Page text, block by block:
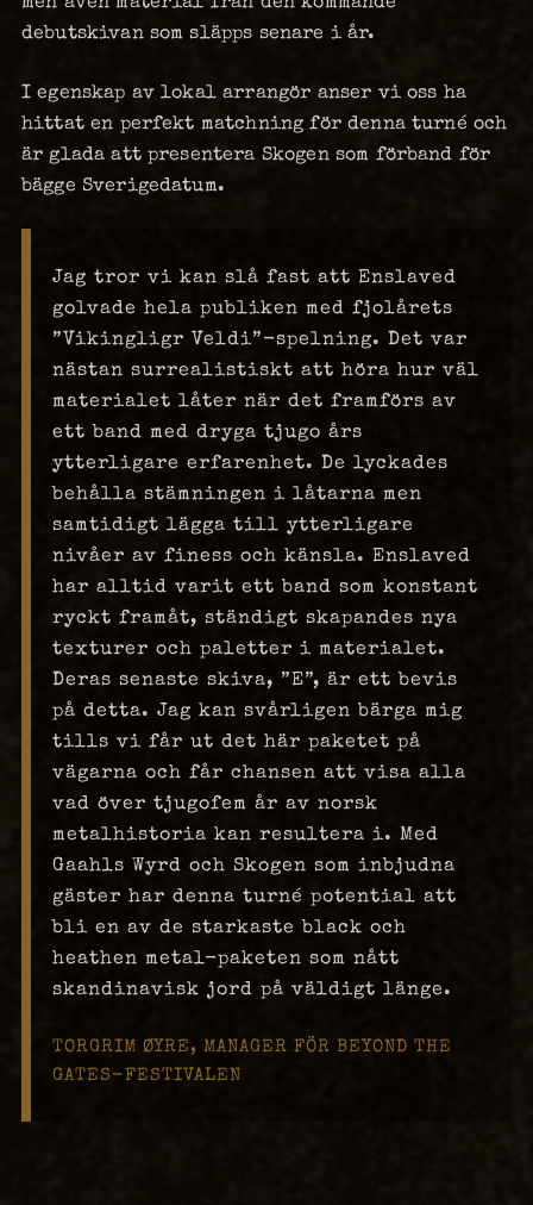
debutskivan som släpps senare i år.
I egenskap av lokal arrangör anser vi oss ha
hittat en perfekt matchning för denna turné och
är glada att presentera Skogen som förband för
bägge Sverigedatum.
Jag tror vi kan slå fast att Enslaved
golvade hela publiken med fjolårets
”Vikingligr Veldi”-spelning. Det var
nästan surrealistiskt att höra hur väl
materialet låter när det framförs av
ett band med dryga tjugo års
ytterligare erfarenhet. De lyckades
behålla stämningen i låtarna men
samtidigt lägga till ytterligare
nivåer av finess och känsla. Enslaved
har alltid varit ett band som konstant
ryckt framåt, ständigt skapandes nya
texturer och paletter i materialet.
Deras senaste skiva, ”E”, är ett bevis
på detta. Jag kan svårligen bärga mig
tills vi får ut det här paketet på
vägarna och får chansen att visa alla
vad över tjugofem år av norsk
metalhistoria kan resultera i. Med
Gaahls Wyrd och Skogen som inbjudna
gäster har denna turné potential att
bli en av de starkaste black och
heathen metal-paketen som nått
skandinavisk jord på väldigt länge.
TORGRIM ØYRE, MANAGER FÖR BEYOND THE
GATES-FESTIVALEN